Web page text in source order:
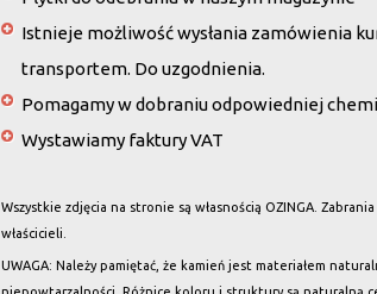
Istnieje możliwość wysłania zamówienia
transportem. Do uzgodnienia.
Pomagamy w dobraniu odpowiedniej
Wystawiamy faktury VAT
Wszystkie zdjęcia na stronie są własnością OZINGA.
właścicieli.
UWAGA: Należy pamiętać, że kamień jest materiałem